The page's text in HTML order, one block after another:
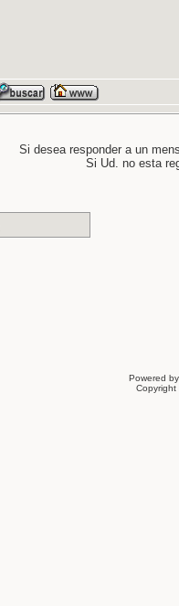
Si desea responder a un
Si Ud. no esta
Powered